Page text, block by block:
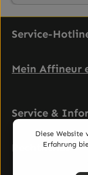
Service-
Mein Affineur
Service &
Rechtliches
Diese Website
Erfahrung